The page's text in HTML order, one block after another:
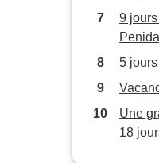
9
5
Une
18